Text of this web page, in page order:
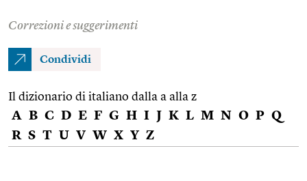
Correzioni e suggerimenti
Condividi
Il dizionario di italiano dalla a alla z
A B C D E F G H I J K L M N O P Q
R S T U V W X Y Z